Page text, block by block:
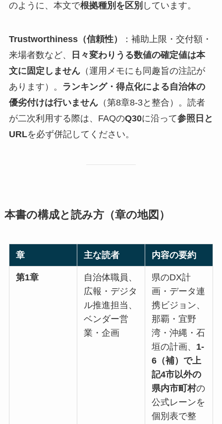
のように、本文で根拠種別を区別 しています。
Trustworthiness（信頼性）
：補助上限・交付額・
来場者数など、
日々変わりうる数値の確定値は本
文に固定しません（運用メモにも同趣旨の注記が
あります）。
ランキング・得点化による自治体の
優劣付けは行いません（第8章8-3と整合）。読者
が二次利用する際は、FAQのQ30に沿って参照日と
URLを必ず併記してください。
本書の構成と読み方（章の地図）
章 主な読者 内容の要約
第1章
自治体職員、
広報・デジタ
ル推進担当、
ベンダー営
業・企画
県のDX計
画・データ連
携ビジョン、
那覇・宜野
湾・沖縄・石
垣の計画、 1-
6（補）で上
記4市以外の
県内市町村の
公式レーンを
個別表で整